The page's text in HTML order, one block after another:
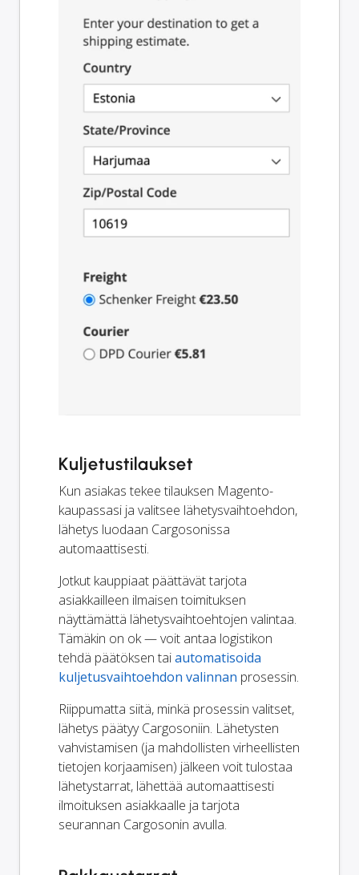
Kuljetustilaukset
Kun asiakas tekee tilauksen Magento-
kaupassasi ja valitsee lähetysvaihtoehdon,
lähetys luodaan Cargosonissa
automaattisesti.
Jotkut kauppiaat päättävät tarjota
asiakkailleen ilmaisen toimituksen
näyttämättä lähetysvaihtoehtojen valintaa.
Tämäkin on ok — voit antaa logistikon
tehdä päätöksen taiautomatisoida
kuljetusvaihtoehdon valinnan prosessin.
Riippumatta siitä, minkä prosessin valitset,
lähetys päätyy Cargosoniin. Lähetysten
vahvistamisen (ja mahdollisten virheellisten
tietojen korjaamisen) jälkeen voit tulostaa
lähetystarrat, lähettää automaattisesti
ilmoituksen asiakkaalle ja tarjota
seurannan Cargosonin avulla.